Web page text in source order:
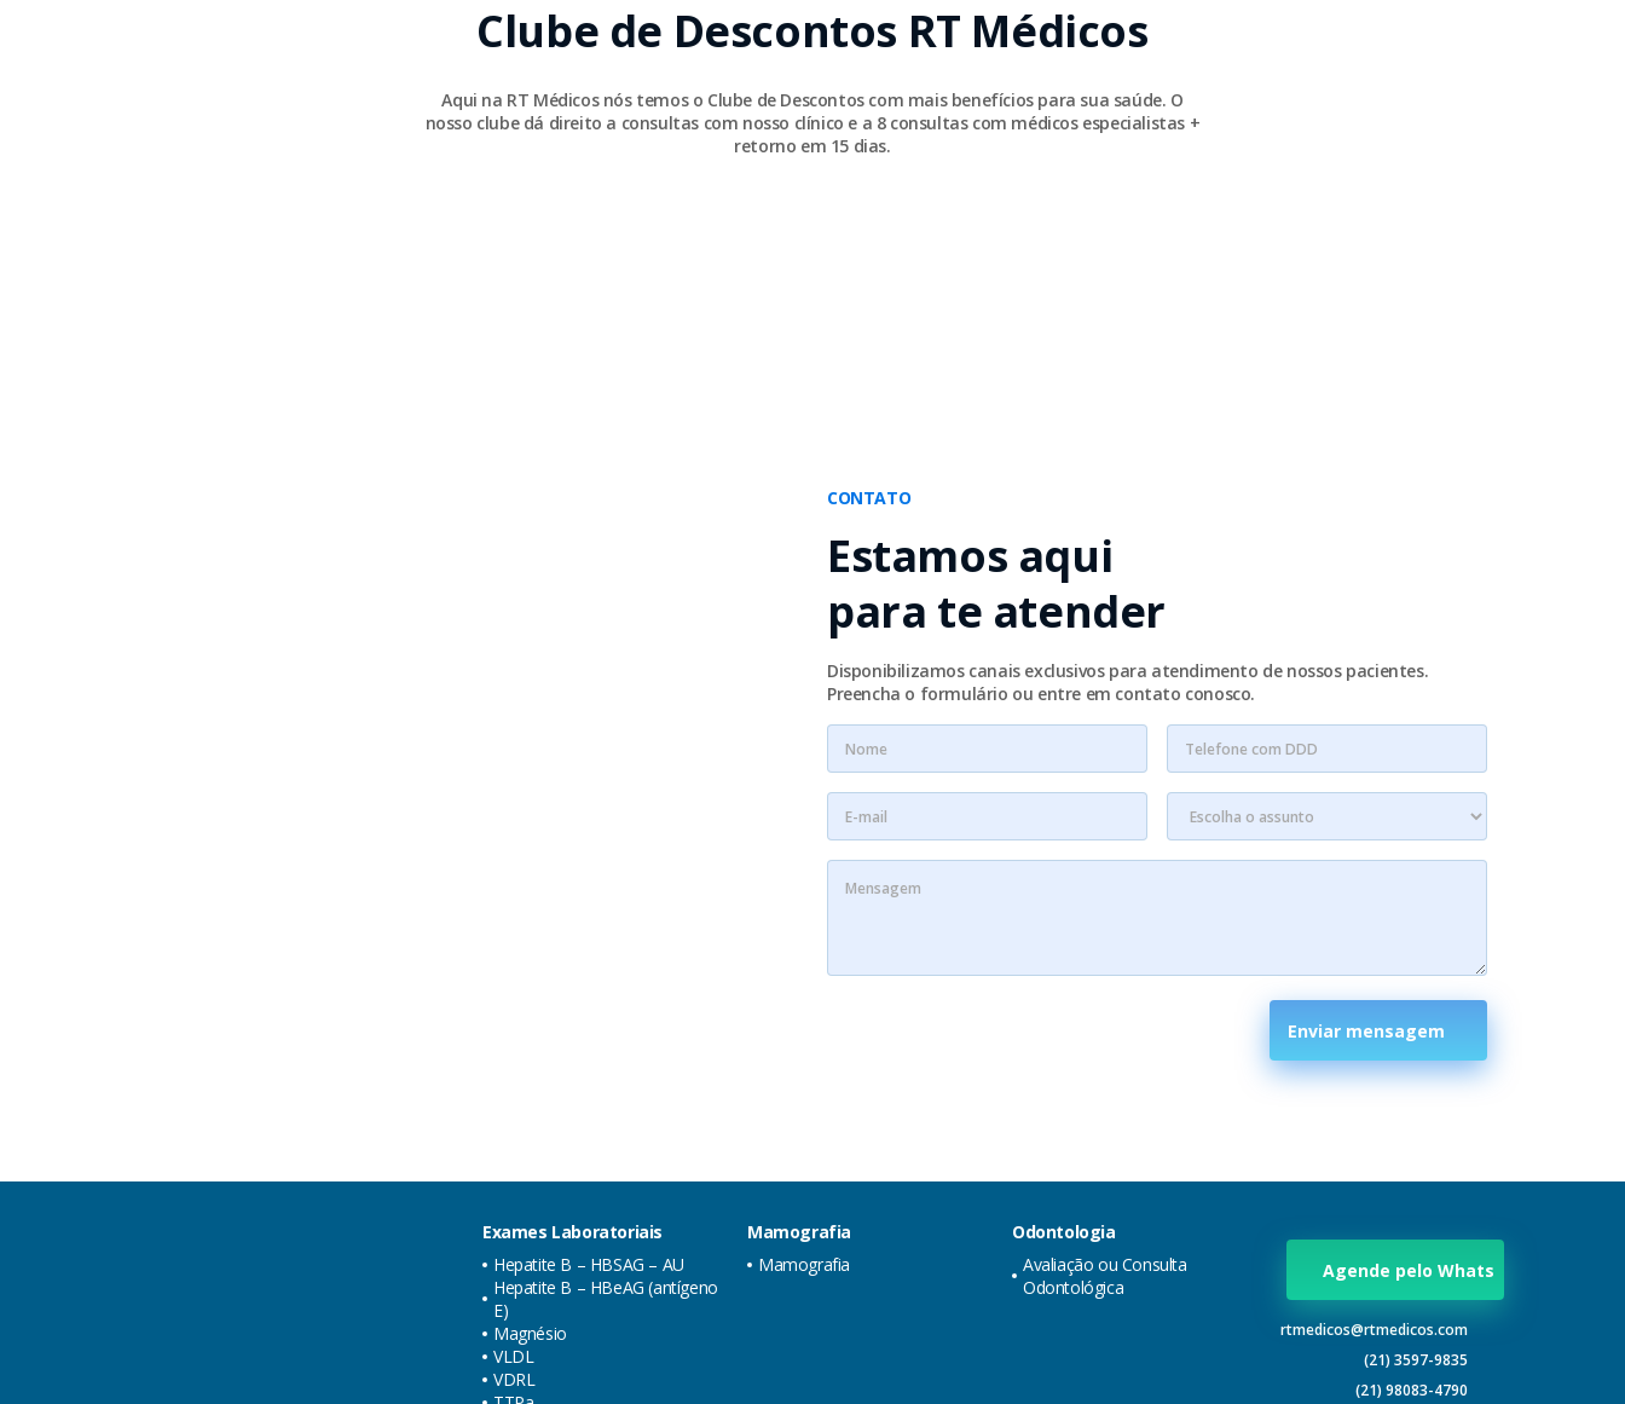
Clube de Descontos RT Médicos
Aqui na RT Médicos nós temos o Clube de Descontos com mais benefícios para sua saúde. O
nosso clube dá direito a consultas com nosso clínico e a 8 consultas com médicos especialistas +
retorno em 15 dias.
CONTATO
Estamos aqui
para te atender
Disponibilizamos canais exclusivos para atendimento de nossos pacientes.
Preencha o formulário ou entre em contato conosco.
Enviar mensagem
Exames Laboratoriais
Hepatite B – HBSAG – AU
Hepatite B – HBeAG (antígeno
E)
Magnésio
VLDL
VDRL
Mamografia
Mamografia
Odontologia
Avaliação ou Consulta
Odontológica
Agende pelo Whats
rtmedicos@rtmedicos.com
(21) 3597-9835
(21) 98083-4790